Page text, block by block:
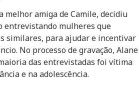
melhor amiga de Camile, decidiu
entrevistando mulheres que
similares, para ajudar e incentivar
No processo de gravação, Alane
das entrevistadas foi vítima
e na adolescência.